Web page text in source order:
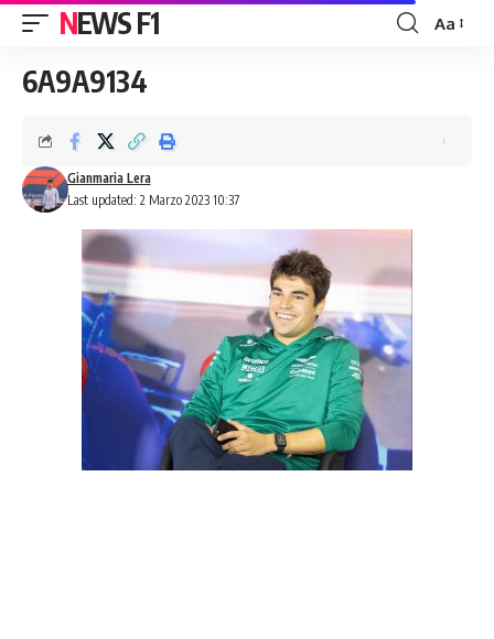
NEWS F1
Font
Aa
6A9A9134
Last updated: 2 Marzo 2023 10:37
Gianmaria Lera